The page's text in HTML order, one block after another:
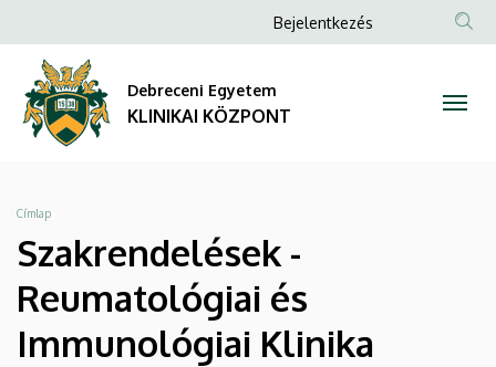
Reumatológiai
Immunológiai
Klinika
KLINIKAI
a
tartalomra
Anonim
fiók
menüje
Bejelentkezés
Debreceni Egyetem
KLINIKAI KÖZPONT
Morzsa
Címlap
Szakrendelések -
Reumatológiai és
Immunológiai Klinika